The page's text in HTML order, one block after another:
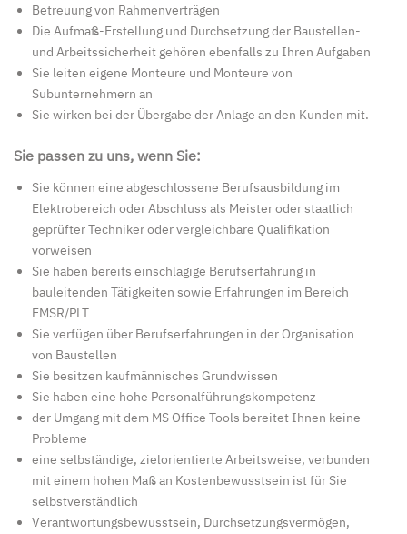
Betreuung von Rahmen­verträgen
Die Aufmaß-Erstellung und Durchsetzung der Baustellen-
und Arbeitssicherheit gehören ebenfalls zu Ihren Aufgaben
Sie leiten eigene Monteure und Monteure von
Subunternehmern an
Sie wirken bei der Übergabe der Anlage an den Kunden mit.
Sie passen zu uns, wenn Sie:
Sie können eine abgeschlossene Berufsausbildung im
Elektrobereich oder Abschluss als Meister oder staatlich
geprüfter Techniker oder vergleichbare Qualifikation
vorweisen
Sie haben bereits einschlägige Berufserfahrung in
bauleitenden Tätigkeiten sowie Erfahrungen im Bereich
EMSR/PLT
Sie verfügen über Berufserfahrungen in der Organisation
von Baustellen
Sie besitzen kaufmännisches Grundwissen
Sie haben eine hohe Personalführungskompetenz
der Umgang mit dem MS Office Tools bereitet Ihnen keine
Probleme
eine selbständige, zielorientierte Arbeitsweise, verbunden
mit einem hohen Maß an Kostenbewusstsein ist für Sie
selbstverständlich
Verantwortungsbewusstsein, Durchsetzungsvermögen,